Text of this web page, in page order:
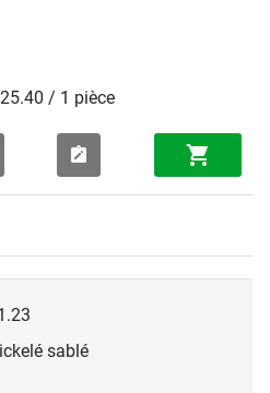
/ 1 pièce
sablé